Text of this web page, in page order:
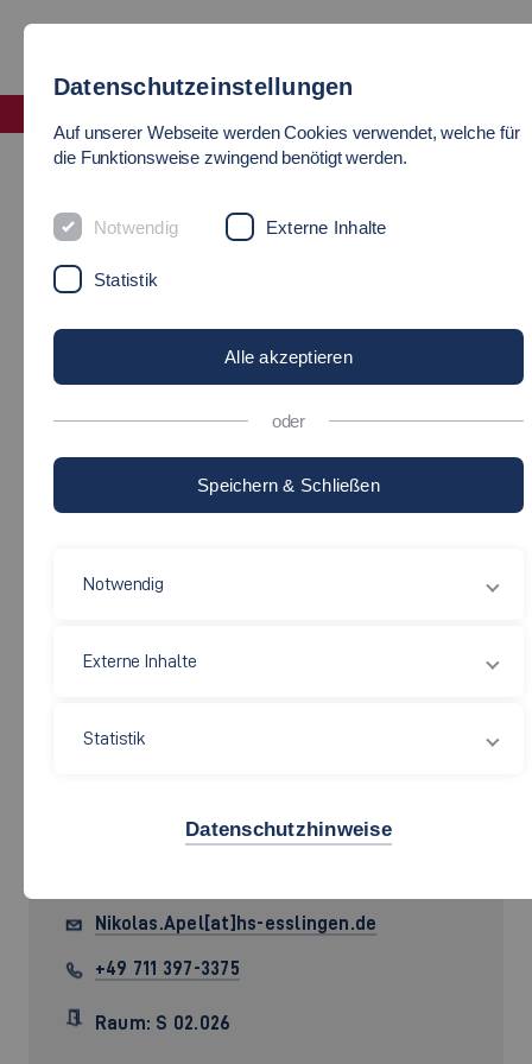
Studiengangkoordination
STUDIENDEKAN UND
Prof. Dr.-Ing.Nikolas Apel
Nikolas.Apel[at]hs-esslingen.de
+49 711 397-3375
Raum: S 02.026
Datenschutzeinstellungen
Auf unserer Webseite werden Cookies verwendet, welche für
die Funktionsweise zwingend benötigt werden.
Notwendig Externe Inhalte
Statistik
Alle akzeptieren
oder
Speichern & Schließen
Notwendig
Externe Inhalte
Statistik
Datenschutzhinweise